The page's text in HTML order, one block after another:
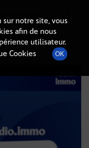
notre site, vous
afin de nous
utilisateur.
Cookies
OK